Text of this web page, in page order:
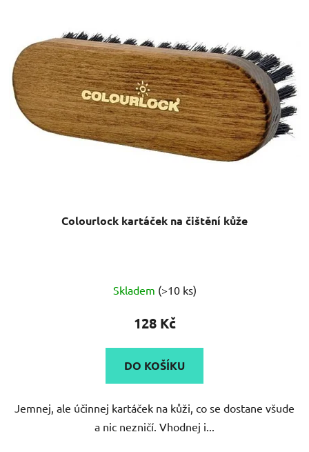
Colourlock kartáček na čištění kůže
hodnocení
produktu
3,3
z
hvězdiček.
Skladem (>10 ks)
128 Kč
DO KOŠÍKU
Jemnej, ale účinnej kartáček na kůži, co se dostane všude
a nic nezničí. Vhodnej i...